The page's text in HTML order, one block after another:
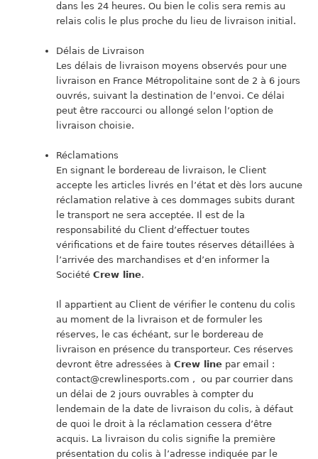
dans les 24 heures. Ou bien le colis sera remis au
relais colis le plus proche du lieu de livraison initial.
Délais de Livraison
Les délais de livraison moyens observés pour une
livraison en France Métropolitaine sont de 2 à 6 jours
ouvrés, suivant la destination de l’envoi. Ce délai
peut être raccourci ou allongé selon l’option de
livraison choisie.
Réclamations
En signant le bordereau de livraison, le Client
accepte les articles livrés en l’état et dès lors aucune
réclamation relative à ces dommages subits durant
le transport ne sera acceptée. Il est de la
responsabilité du Client d’effectuer toutes
vérifications et de faire toutes réserves détaillées à
l’arrivée des marchandises et d’en informer la
SociétéCrew line.
Il appartient au Client de vérifier le contenu du colis
au moment de la livraison et de formuler les
réserves, le cas échéant, sur le bordereau de
livraison en présence du transporteur. Ces réserves
devront être adressées àCrew line par email :
contact@crewlinesports.com , ou par courrier dans
un délai de 2 jours ouvrables à compter du
lendemain de la date de livraison du colis, à défaut
de quoi le droit à la réclamation cessera d’être
acquis. La livraison du colis signifie la première
présentation du colis à l’adresse indiquée par le